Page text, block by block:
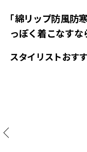
「綿リップ防風防
っぽく着こなす
スタイリストおす